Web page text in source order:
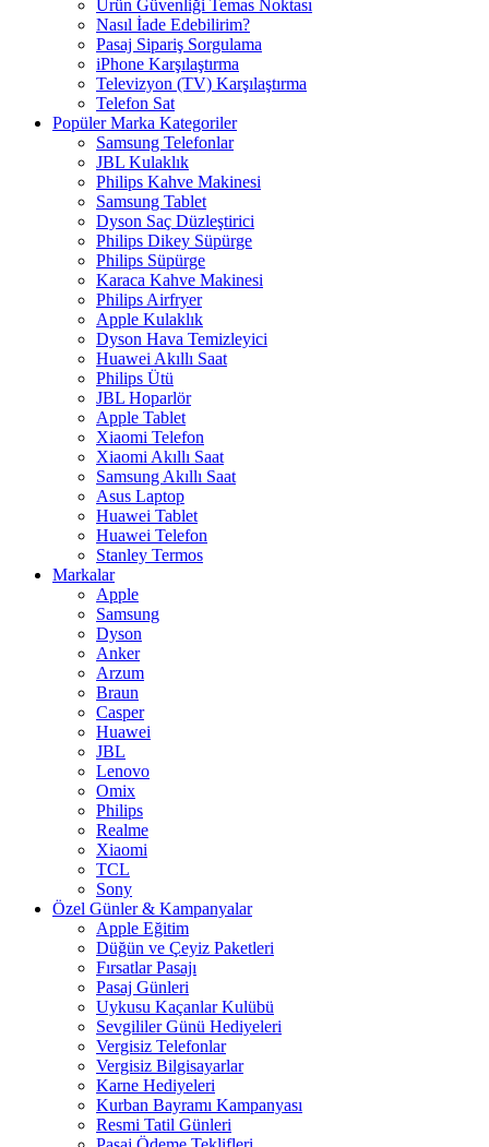
Ürün Güvenliği Temas Noktası
Nasıl İade Edebilirim?
Pasaj Sipariş Sorgulama
iPhone Karşılaştırma
Televizyon (TV) Karşılaştırma
Telefon Sat
Popüler Marka Kategoriler
Samsung Telefonlar
JBL Kulaklık
Philips Kahve Makinesi
Samsung Tablet
Dyson Saç Düzleştirici
Philips Dikey Süpürge
Philips Süpürge
Karaca Kahve Makinesi
Philips Airfryer
Apple Kulaklık
Dyson Hava Temizleyici
Huawei Akıllı Saat
Philips Ütü
JBL Hoparlör
Apple Tablet
Xiaomi Telefon
Xiaomi Akıllı Saat
Samsung Akıllı Saat
Asus Laptop
Huawei Tablet
Huawei Telefon
Stanley Termos
Markalar
Apple
Samsung
Dyson
Anker
Arzum
Braun
Casper
Huawei
JBL
Lenovo
Omix
Philips
Realme
Xiaomi
TCL
Sony
Özel Günler & Kampanyalar
Apple Eğitim
Düğün ve Çeyiz Paketleri
Fırsatlar Pasajı
Pasaj Günleri
Uykusu Kaçanlar Kulübü
Sevgililer Günü Hediyeleri
Vergisiz Telefonlar
Vergisiz Bilgisayarlar
Karne Hediyeleri
Kurban Bayramı Kampanyası
Resmi Tatil Günleri